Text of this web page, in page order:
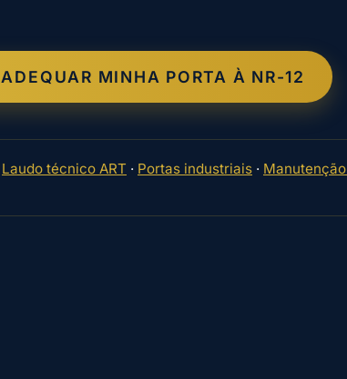
ADEQUAR MINHA PORTA À NR-12
Laudo técnico ART · Portas industriais ·